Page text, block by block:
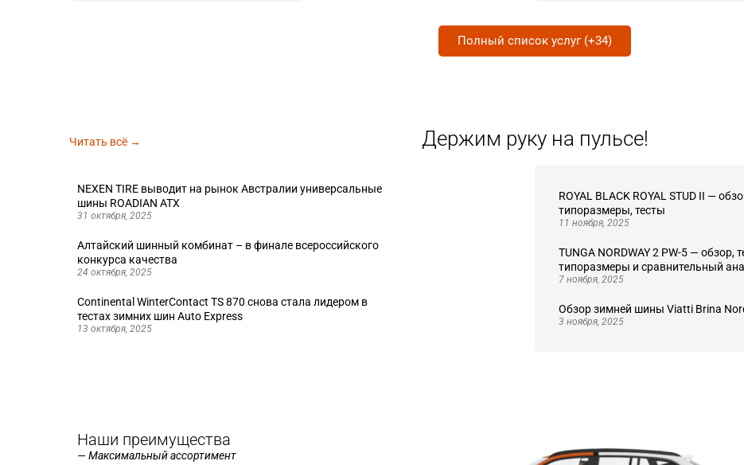
Полный список услуг (+34)
Держим руку на пульсе!
Читать всё →
NEXEN TIRE выводит на рынок Австралии универсальные
шины ROADIAN ATX
31 октября, 2025
Алтайский шинный комбинат – в финале всероссийского
конкурса качества
24 октября, 2025
Continental WinterContact TS 870 снова стала лидером в
тестах зимних шин Auto Express
13 октября, 2025
ROYAL BLACK ROYAL STUD II —
типоразмеры, тесты
11 ноября, 2025
TUNGA NORDWAY 2 PW-5 — обзор,
типоразмеры и сравнительный
7 ноября, 2025
Обзор зимней шины Viatti Brina
3 ноября, 2025
Наши преимущества
— Максимальный ассортимент